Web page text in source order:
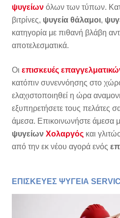
ψυγείων όλων των τύπων.
βιτρίνες, ψυγεία θάλαμοι,
κατηγορία με πιθανή βλάβη
αποτελεσματικά.
Οι επισκευές
κατόπιν συνεννόησης στο
ελαχιστοποιηθεί η ώρα
εξυπηρετήσετε τους πελάτες
άμεσα. Επικοινωνήστε άμεσα
ψυγείων Χολαργός και
από την εκ νέου αγορά ενός
ΕΠΙΣΚΕΥΕΣ ΨΥΓΕΙΑ